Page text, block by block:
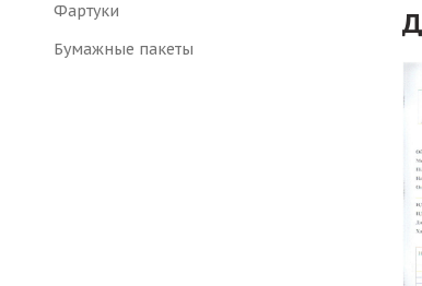
Фартуки
Бумажные пакеты